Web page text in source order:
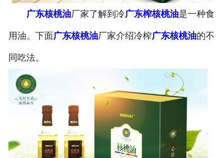
公司官网
广东核桃油厂家了解到冷广东榨核桃油是一种食
用油。下面广东核桃油厂家介绍冷榨广东核桃油的不
同吃法。